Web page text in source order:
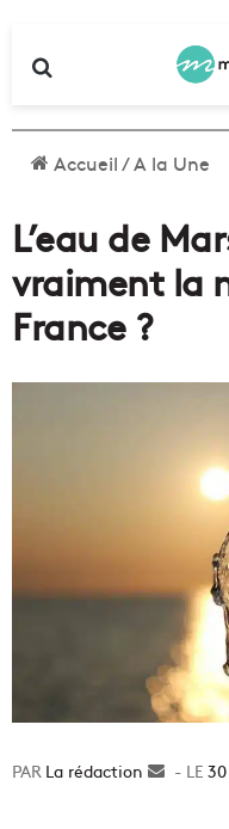
Accueil/A la Une
L’eau de
vraiment la
France ?
La rédaction
Envoyer